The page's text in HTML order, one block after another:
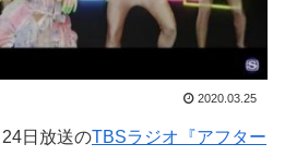
2020.03.25
日放送のTBSラジオ『アフター